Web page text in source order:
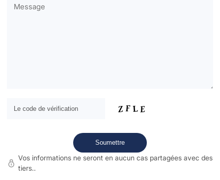
Vos informations ne seront en aucun cas partagées avec des
tiers..